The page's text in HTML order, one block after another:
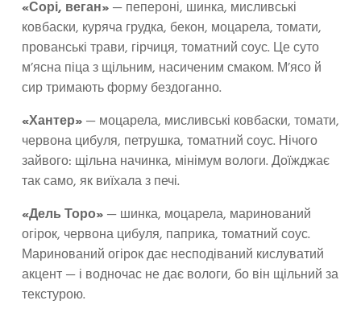
«Сорі, веган»— пепероні, шинка, мисливські
ковбаски, куряча грудка, бекон, моцарела, томати,
прованські трави, гірчиця, томатний соус. Це суто
м’ясна піца з щільним, насиченим смаком. М’ясо й
сир тримають форму бездоганно.
«Хантер»— моцарела, мисливські ковбаски, томати,
червона цибуля, петрушка, томатний соус. Нічого
зайвого: щільна начинка, мінімум вологи. Доїжджає
так само, як виїхала з печі.
«Дель Торо»— шинка, моцарела, маринований
огірок, червона цибуля, паприка, томатний соус.
Маринований огірок дає несподіваний кислуватий
акцент — і водночас не дає вологи, бо він щільний за
текстурою.